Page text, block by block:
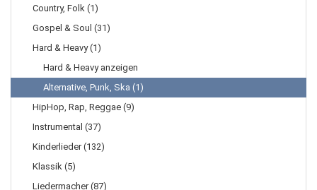
Country, Folk (1)
Gospel & Soul (31)
Hard & Heavy (1)
Hard & Heavy anzeigen
Alternative, Punk, Ska (1)
HipHop, Rap, Reggae (9)
Instrumental (37)
Kinderlieder (132)
Klassik (5)
Liedermacher (87)